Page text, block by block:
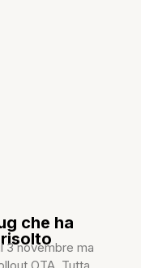
che ha
3 novembre ma
OTA. Tutta